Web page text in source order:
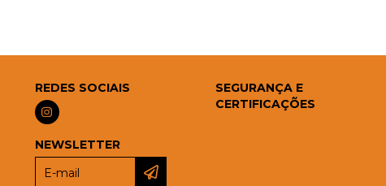
REDES SOCIAIS
NEWSLETTER
SEGURANÇA E
CERTIFICAÇÕES